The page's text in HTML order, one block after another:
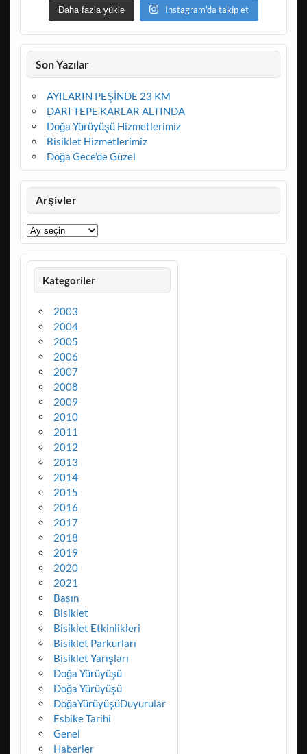
Daha fazla yükle Instagram'da takip et
Son Yazılar
AYILARIN PEŞİNDE 23 KM
DARI TEPE KARLAR ALTINDA
Doğa Yürüyüşü Hizmetlerimiz
Bisiklet Hizmetlerimiz
Doğa Gece’de Güzel
Arşivler
Arşivler
Kategoriler
2003
2004
2005
2006
2007
2008
2009
2010
2011
2012
2013
2014
2015
2016
2017
2018
2019
2020
2021
Basın
Bisiklet
Bisiklet Etkinlikleri
Bisiklet Parkurları
Bisiklet Yarışları
Doğa Yürüyüşü
Doğa Yürüyüşü
DoğaYürüyüşüDuyurular
Esbike Tarihi
Genel
Haberler